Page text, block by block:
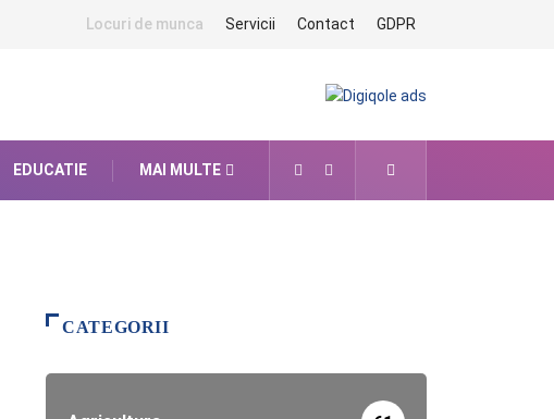
Locuri de munca Servicii Contact GDPR
EDUCATIE MAI MULTE
CATEGORII